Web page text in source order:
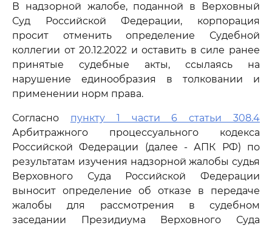
В надзорной жалобе, поданной в Верховный
Суд Российской Федерации, корпорация
просит отменить определение Судебной
коллегии от 20.12.2022 и оставить в силе ранее
принятые судебные акты, ссылаясь на
нарушение единообразия в толковании и
применении норм права.
Согласно пункту 1 части 6 статьи 308.4
Арбитражного процессуального кодекса
Российской Федерации (далее - АПК РФ) по
результатам изучения надзорной жалобы судья
Верховного Суда Российской Федерации
выносит определение об отказе в передаче
жалобы для рассмотрения в судебном
заседании Президиума Верховного Суда